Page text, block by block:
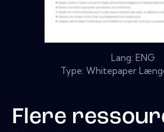
Lang: ENG
Type: Whitepaper
Flere